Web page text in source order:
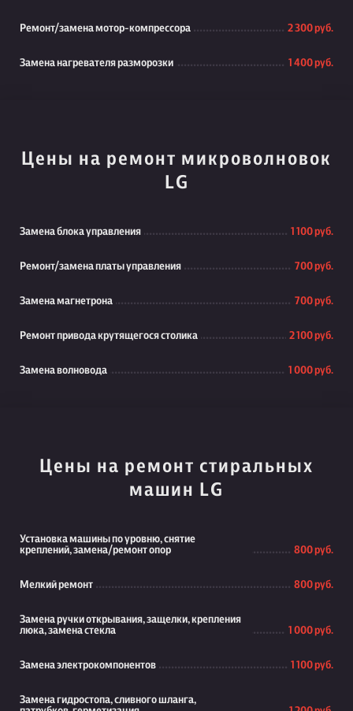
Ремонт/замена мотор-компрессора 2 300 руб.
Замена нагревателя разморозки 1 400 руб.
Цены на ремонт микроволновок
LG
Замена блока управления 1 100 руб.
Ремонт/замена платы управления 700 руб.
Замена магнетрона 700 руб.
Ремонт привода крутящегося столика 2 100 руб.
Замена волновода 1 000 руб.
Цены на ремонт стиральных
машин LG
Установка машины по уровню, снятие
креплений, замена/ремонт опор
800 руб.
Мелкий ремонт 800 руб.
Замена ручки открывания, защелки, крепления
люка, замена стекла
1 000 руб.
Замена электрокомпонентов 1 100 руб.
Замена гидростопа, сливного шланга,